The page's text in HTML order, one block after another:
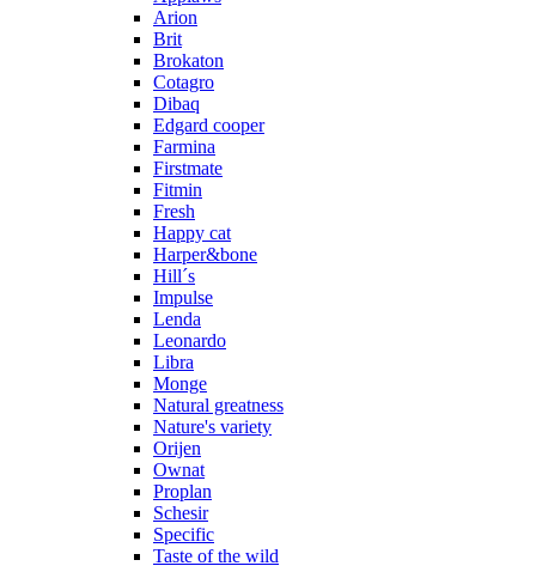
Arion
Brit
Brokaton
Cotagro
Dibaq
Edgard cooper
Farmina
Firstmate
Fitmin
Fresh
Happy cat
Harper&bone
Hill´s
Impulse
Lenda
Leonardo
Libra
Monge
Natural greatness
Nature's variety
Orijen
Ownat
Proplan
Schesir
Specific
Taste of the wild